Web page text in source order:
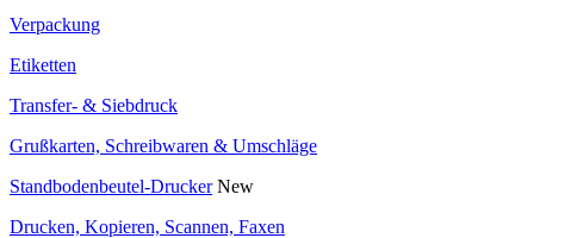
Verpackung
Etiketten
Transfer- & Siebdruck
Grußkarten, Schreibwaren & Umschläge
Standbodenbeutel-Drucker New
Drucken, Kopieren, Scannen, Faxen